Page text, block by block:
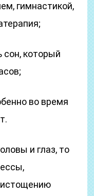
гимнастикой,
сон, который
во время
и глаз, то